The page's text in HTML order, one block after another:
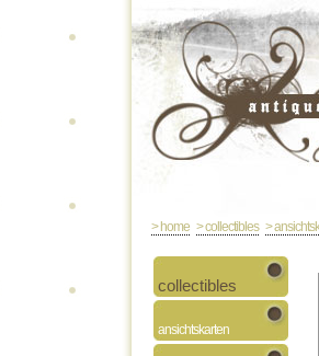
> home > collectibles >
collectibles
ansichtskarten